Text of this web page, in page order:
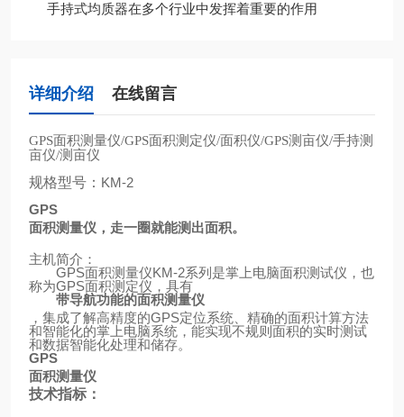
手持式均质器在多个行业中发挥着重要的作用
详细介绍 在线留言
GPS面积测量仪/GPS面积测定仪/面积仪/GPS测亩仪/手持测
亩仪/测亩仪
规格型号： KM-2
GPS
面积测量仪，走一圈就能测出面积。
主机简介：
GPS面积测量仪KM-2系列是掌上电脑面积测试仪，也
称为GPS面积测定仪，具有
带导航功能的面积测量仪
，集成了解高精度的GPS定位系统、精确的面积计算方法
和智能化的掌上电脑系统，能实现不规则面积的实时测试
和数据智能化处理和储存。
GPS
面积测量仪
技术指标：